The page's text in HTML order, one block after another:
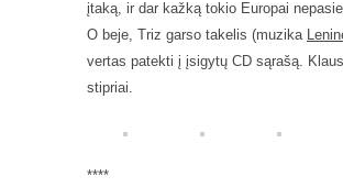
įtaką, ir dar kažką tokio Europai
O beje, Triz garso takelis (muzika
vertas patekti į įsigytų CD sąrašą.
stipriai.
****